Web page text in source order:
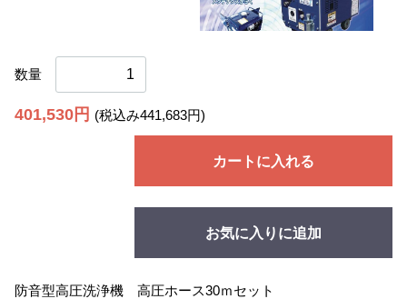
数量
401,530円 (税込み441,683円)
カートに入れる
お気に入りに追加
防音型高圧洗浄機 高圧ホース30ｍセット